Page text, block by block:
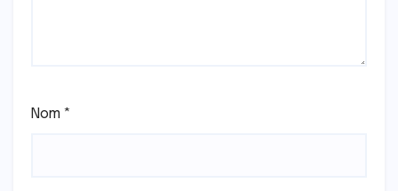
Nom *